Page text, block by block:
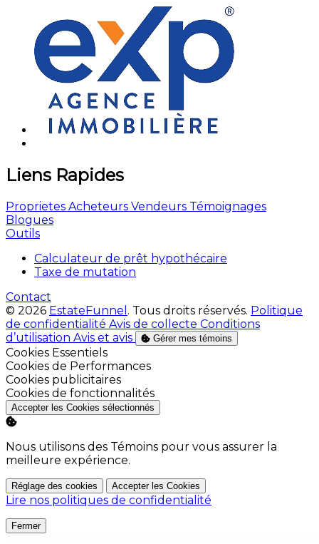
Liens Rapides
Proprietes Acheteurs Vendeurs Témoignages
Blogues
Outils
Calculateur de prêt hypothécaire
Taxe de mutation
Contact
© 2026 EstateFunnel . Tous droits réservés. Politique
de confidentialité Avis de collecte Conditions
d’utilisation Avis et avis Gérer mes témoins
Activer
Cookies Essentiels
Activer
Cookies de Performances
Activer
Cookies publicitaires
Activer
Cookies de fonctionnalités
Accepter les Cookies sélectionnés
Nous utilisons des Témoins pour vous assurer la
meilleure expérience.
Réglage des cookies Accepter les Cookies
Lire nos politiques de confidentialité
Fermer